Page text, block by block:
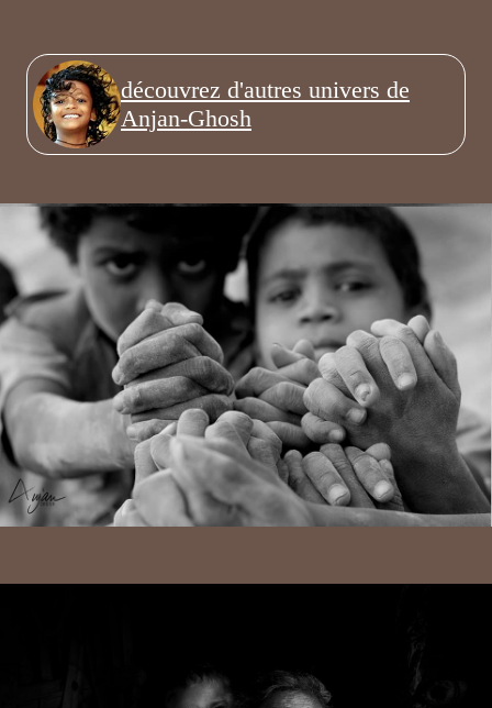
découvrez d'autres univers de
Anjan-Ghosh